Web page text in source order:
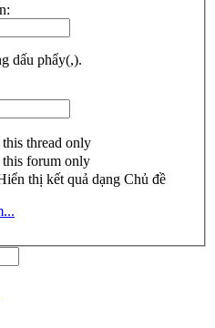
dấu phẩy(,).
this thread only
this forum only
thị kết quả dạng Chủ đề